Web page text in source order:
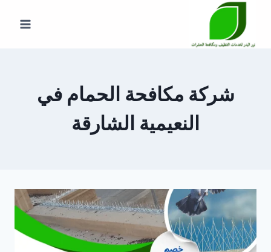
المحتوى
شركة مكافحة الحمام في
النعيمية الشارقة